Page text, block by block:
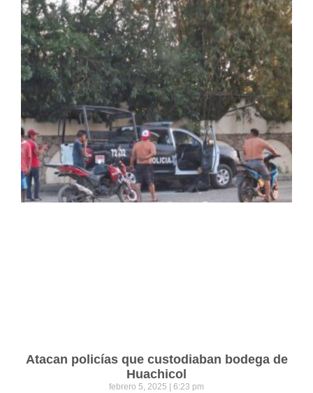
Atacan policías que custodiaban bodega de
Huachicol
febrero 5, 2025 6:23 pm